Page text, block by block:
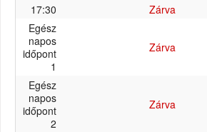
17:30
Zárva
Egész
napos
időpont
1
Zárva
Egész
napos
időpont
2
Zárva